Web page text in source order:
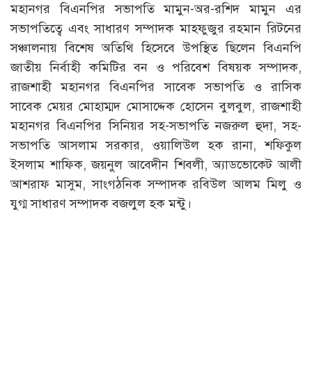
মহানগর বিএনপির সভাপতি মামুন-অর-রশিদ মামুন এর
সভাপতিত্বে এবং সাধারণ সম্পাদক মাহফুজুর রহমান রিটনের
সঞ্চালনায় বিশেষ অতিথি হিসেবে উপস্থিত ছিলেন বিএনপি
জাতীয় নির্বাহী কমিটির বন ও পরিবেশ বিষয়ক সম্পাদক,
রাজশাহী মহানগর বিএনপির সাবেক সভাপতি ও রাসিক
সাবেক মেয়র মোহাম্মদ মোসাদ্দেক হোসেন বুলবুল, রাজশাহী
মহানগর বিএনপির সিনিয়র সহ-সভাপতি নজরুল হুদা, সহ-
সভাপতি আসলাম সরকার, ওয়ালিউল হক রানা, শফিকুল
ইসলাম শাফিক, জয়নুল আবেদীন শিবলী, অ্যাডভোকেট আলী
আশরাফ মাসুম, সাংগঠনিক সম্পাদক রবিউল আলম মিলু ও
যুগ্ম সাধারণ সম্পাদক বজলুল হক মন্টু।